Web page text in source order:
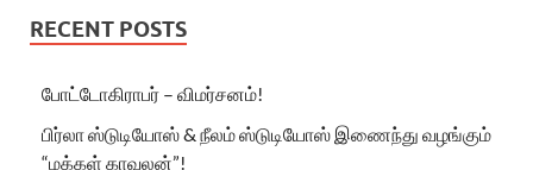
RECENT POSTS
போட்டோகிராபர் – விமர்சனம்!
பிர்லா ஸ்டுடியோஸ் & நீலம் ஸ்டுடியோஸ் இணைந்து வழங்கும்
“மக்கள் காவலன்”!